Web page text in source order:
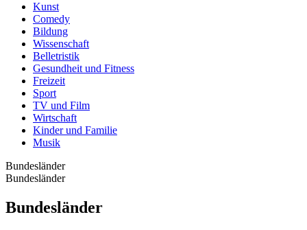
Kunst
Comedy
Bildung
Wissenschaft
Belletristik
Gesundheit und Fitness
Freizeit
Sport
TV und Film
Wirtschaft
Kinder und Familie
Musik
Bundesländer
Bundesländer
Bundesländer